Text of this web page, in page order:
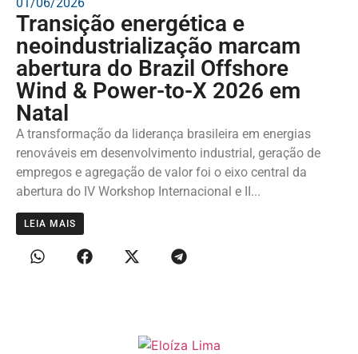
Transição energética e
neoindustrialização marcam
abertura do Brazil Offshore
Wind & Power-to-X 2026 em
Natal
A transformação da liderança brasileira em energias
renováveis em desenvolvimento industrial, geração de
empregos e agregação de valor foi o eixo central da
abertura do IV Workshop Internacional e II...
LEIA MAIS